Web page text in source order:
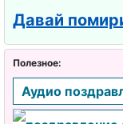
День рок-н-
ролла
День
пожарной
охраны
Давай
Полезное:
Аудио